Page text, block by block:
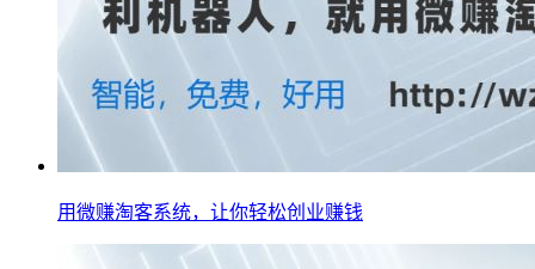
用微赚淘客系统，让你轻松创业赚钱